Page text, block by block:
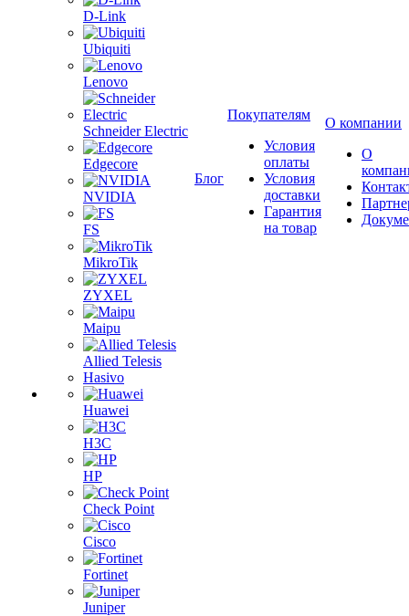
D-Link
Ubiquiti
Lenovo
Schneider Electric
Edgecore
NVIDIA
FS
MikroTik
ZYXEL
Maipu
Allied Telesis
Hasivo
Huawei
H3C
HP
Check Point
Cisco
Fortinet
Juniper
Блог
Покупателям
Условия
оплаты
Условия
доставки
Гарантия
на товар
О компании
О